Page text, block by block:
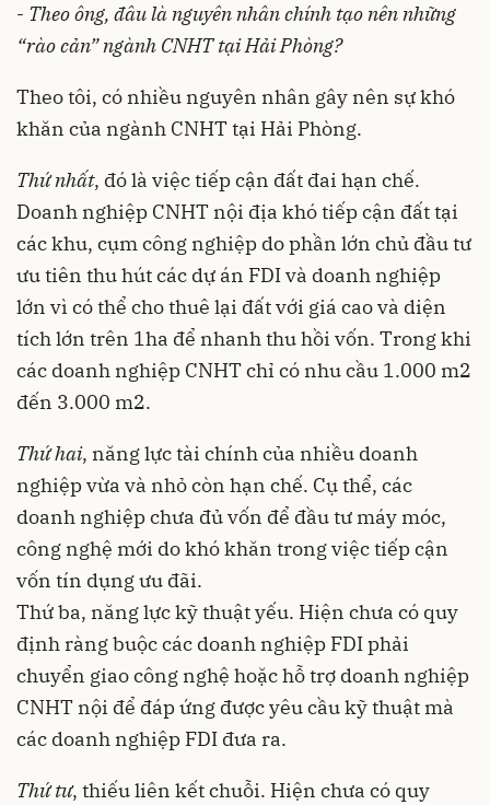
- Theo ông, đâu là nguyên nhân chính tạo nên những
“rào cản” ngành CNHT tại Hải Phòng?
Theo tôi, có nhiều nguyên nhân gây nên sự khó
khăn của ngành CNHT tại Hải Phòng.
Thứ nhất, đó là việc tiếp cận đất đai hạn chế.
Doanh nghiệp CNHT nội địa khó tiếp cận đất tại
các khu, cụm công nghiệp do phần lớn chủ đầu tư
ưu tiên thu hút các dự án FDI và doanh nghiệp
lớn vì có thể cho thuê lại đất với giá cao và diện
tích lớn trên 1ha để nhanh thu hồi vốn. Trong khi
các doanh nghiệp CNHT chỉ có nhu cầu 1.000 m2
đến 3.000 m2.
Thứ hai, năng lực tài chính của nhiều doanh
nghiệp vừa và nhỏ còn hạn chế. Cụ thể, các
doanh nghiệp chưa đủ vốn để đầu tư máy móc,
công nghệ mới do khó khăn trong việc tiếp cận
vốn tín dụng ưu đãi.
Thứ ba, năng lực kỹ thuật yếu. Hiện chưa có quy
định ràng buộc các doanh nghiệp FDI phải
chuyển giao công nghệ hoặc hỗ trợ doanh nghiệp
CNHT nội để đáp ứng được yêu cầu kỹ thuật mà
các doanh nghiệp FDI đưa ra.
Thứ tư, thiếu liên kết chuỗi. Hiện chưa có quy